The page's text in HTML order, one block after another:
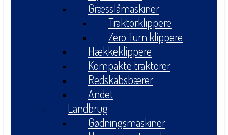
Græsslåmaskiner
Traktorklippere
Zero Turn klippere
Hækkeklippere
Kompakte traktorer
Redskabsbærer
Andet
Landbrug
Gødningsmaskiner